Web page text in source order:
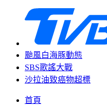
颱風白海豚動態
SBS歌謠大戰
沙拉油致癌物超標
首頁